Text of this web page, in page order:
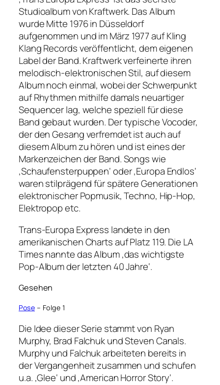
Studioalbum von Kraftwerk. Das Album
wurde Mitte 1976 in Düsseldorf
aufgenommen und im März 1977 auf Kling
Klang Records veröffentlicht, dem eigenen
Label der Band. Kraftwerk verfeinerte ihren
melodisch-elektronischen Stil, auf diesem
Album noch einmal, wobei der Schwerpunkt
auf Rhythmen mithilfe damals neuartiger
Sequencer lag, welche speziell für diese
Band gebaut wurden. Der typische Vocoder,
der den Gesang verfremdet ist auch auf
diesem Album zu hören und ist eines der
Markenzeichen der Band. Songs wie
‚Schaufensterpuppen‘ oder ‚Europa Endlos‘
waren stilprägend für spätere Generationen
elektronischer Popmusik, Techno, Hip-Hop,
Elektropop etc.
Trans-Europa Express landete in den
amerikanischen Charts auf Platz 119. Die LA
Times nannte das Album ‚das wichtigste
Pop-Album der letzten 40 Jahre‘.
Gesehen
Pose – Folge 1
Die Idee dieser Serie stammt von Ryan
Murphy, Brad Falchuk und Steven Canals.
Murphy und Falchuk arbeiteten bereits in
der Vergangenheit zusammen und schufen
u.a. ‚Glee‘ und ‚American Horror Story‘.